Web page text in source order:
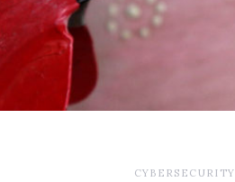
CYBERSECURITY